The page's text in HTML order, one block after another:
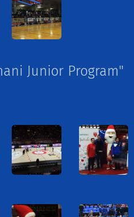
Junior Program"